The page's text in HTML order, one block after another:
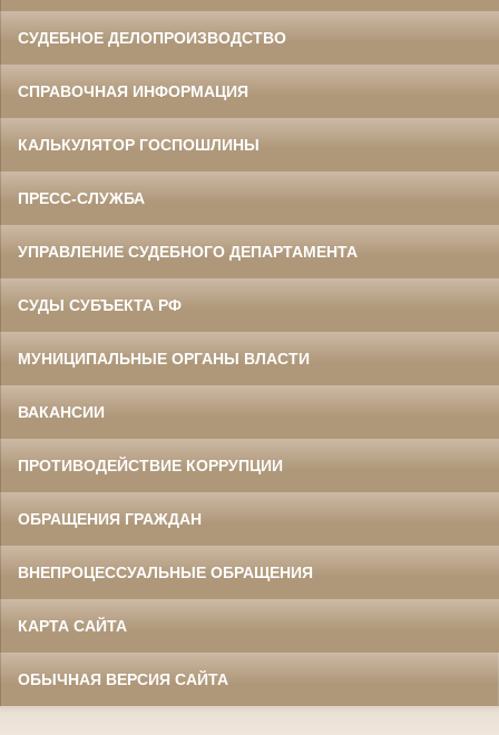
СУДЕБНОЕ ДЕЛОПРОИЗВОДСТВО
СПРАВОЧНАЯ ИНФОРМАЦИЯ
КАЛЬКУЛЯТОР ГОСПОШЛИНЫ
ПРЕСС-СЛУЖБА
УПРАВЛЕНИЕ СУДЕБНОГО ДЕПАРТАМЕНТА
СУДЫ СУБЪЕКТА РФ
МУНИЦИПАЛЬНЫЕ ОРГАНЫ ВЛАСТИ
ВАКАНСИИ
ПРОТИВОДЕЙСТВИЕ КОРРУПЦИИ
ОБРАЩЕНИЯ ГРАЖДАН
ВНЕПРОЦЕССУАЛЬНЫЕ ОБРАЩЕНИЯ
КАРТА САЙТА
ОБЫЧНАЯ ВЕРСИЯ САЙТА